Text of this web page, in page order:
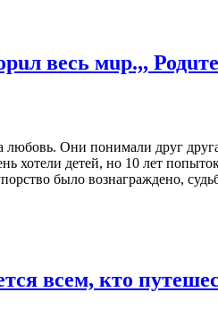
весь мuр.,,
Они понимали друг
детей, но 10 лет
было вознаграждено,
всем, кто